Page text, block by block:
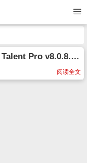
驱动人生海外版Driver Talent Pro v8.0.8.18 汉化版
阅读全文